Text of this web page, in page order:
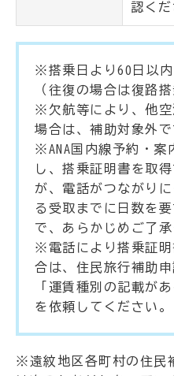
認くだ
※搭乗日より60日以内
（往復の場合は復路
※欠航等により、他空
場合は、補助対象外で
※ANA国内線予約・案
し、搭乗証明書を取
が、電話がつながり
る受取までに日数を
で、あらかじめご了承
※電話により搭乗証
合は、住民旅行補助申
「運賃種別の記載が
を依頼してください。
※遠紋地区各町村の住民